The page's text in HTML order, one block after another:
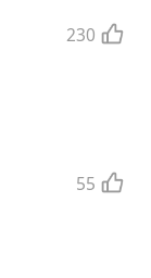
230
55